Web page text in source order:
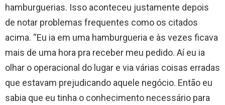
hamburguerias. Isso aconteceu justamente depois
de notar problemas frequentes como os citados
acima. “Eu ia em uma hamburgueria e às vezes ficava
mais de uma hora pra receber meu pedido. Aí eu ia
olhar o operacional do lugar e via várias coisas erradas
que estavam prejudicando aquele negócio. Então eu
sabia que eu tinha o conhecimento necessário para